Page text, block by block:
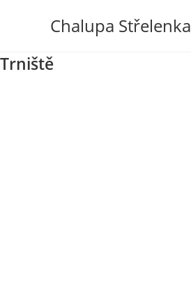
Chalupa Střelenka
Trniště